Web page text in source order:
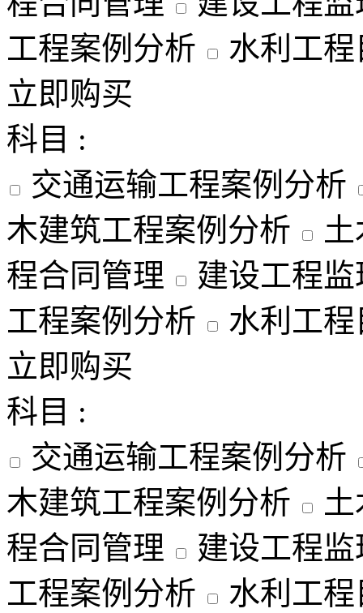
工程案例分析
水利工
立即购买
科目 :
交通运输工程案例分析
木建筑工程案例分析
程合同管理
建设工程
工程案例分析
水利工
立即购买
科目 :
交通运输工程案例分析
木建筑工程案例分析
程合同管理
建设工程
工程案例分析
水利工